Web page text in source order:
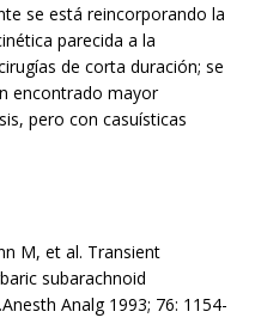
se está reincorporando la
parecida a la
de corta duración; se
encontrado mayor
pero con casuísticas
M, et al. Transient
subarachnoid
Analg 1993; 76: 1154-